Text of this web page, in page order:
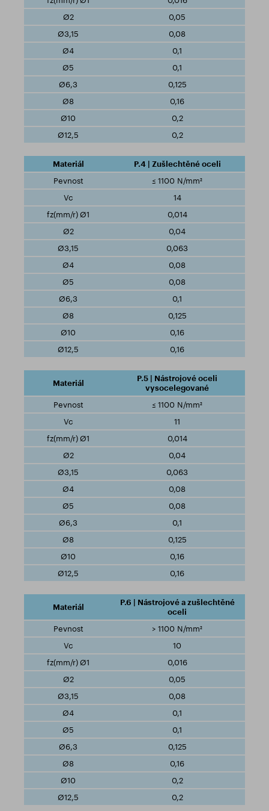
0,05
0,08
0,1
0,1
0,125
0,16
0,2
0,2
P.4 | Zušlechtěné oceli
≤ 1100 N/mm²
14
0,014
0,04
0,063
0,08
0,08
0,1
0,125
0,16
0,16
P.5 | Nástrojové oceli
vysocelegované
≤ 1100 N/mm²
11
0,014
0,04
0,063
0,08
0,08
0,1
0,125
0,16
0,16
P.6 | Nástrojové a zušlechtěné
oceli
> 1100 N/mm²
10
0,016
0,05
0,08
0,1
0,1
0,125
0,16
0,2
0,2